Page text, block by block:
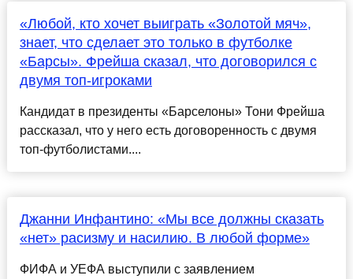
«Любой, кто хочет выиграть «Золотой мяч»,
знает, что сделает это только в футболке
«Барсы». Фрейша сказал, что договорился с
двумя топ-игроками
Кандидат в президенты «Барселоны» Тони Фрейша
рассказал, что у него есть договоренность с двумя
топ-футболистами....
Джанни Инфантино: «Мы все должны сказать
«нет» расизму и насилию. В любой форме»
ФИФА и УЕФА выступили с заявлением